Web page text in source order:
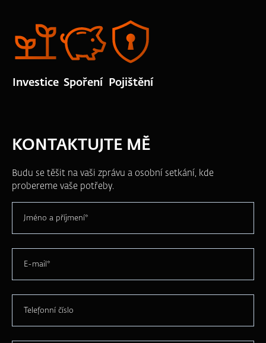
Investice Spoření Pojištění
KONTAKTUJTE MĚ
Budu se těšit na vaši zprávu a osobní setkání, kde
probereme vaše potřeby.
Jméno a příjmení*
E-mail*
Telefonní číslo